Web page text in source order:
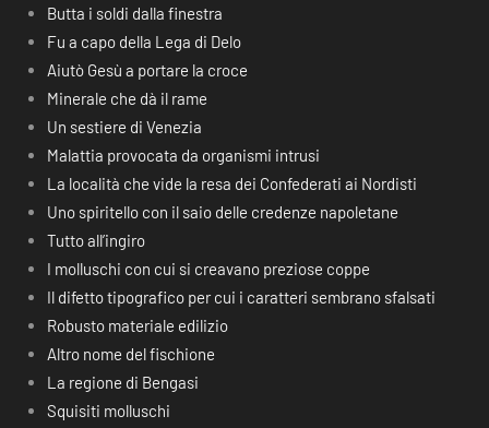
Butta i soldi dalla finestra
Fu a capo della Lega di Delo
Aiutò Gesù a portare la croce
Minerale che dà il rame
Un sestiere di Venezia
Malattia provocata da organismi intrusi
La località che vide la resa dei Confederati ai Nordisti
Uno spiritello con il saio delle credenze napoletane
Tutto all’ingiro
I molluschi con cui si creavano preziose coppe
Il difetto tipografico per cui i caratteri sembrano sfalsati
Robusto materiale edilizio
Altro nome del fischione
La regione di Bengasi
Squisiti molluschi